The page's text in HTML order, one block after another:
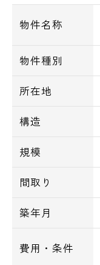
物件名称
物件種別
所在地
構造
規模
間取り
築年月
費用・条件